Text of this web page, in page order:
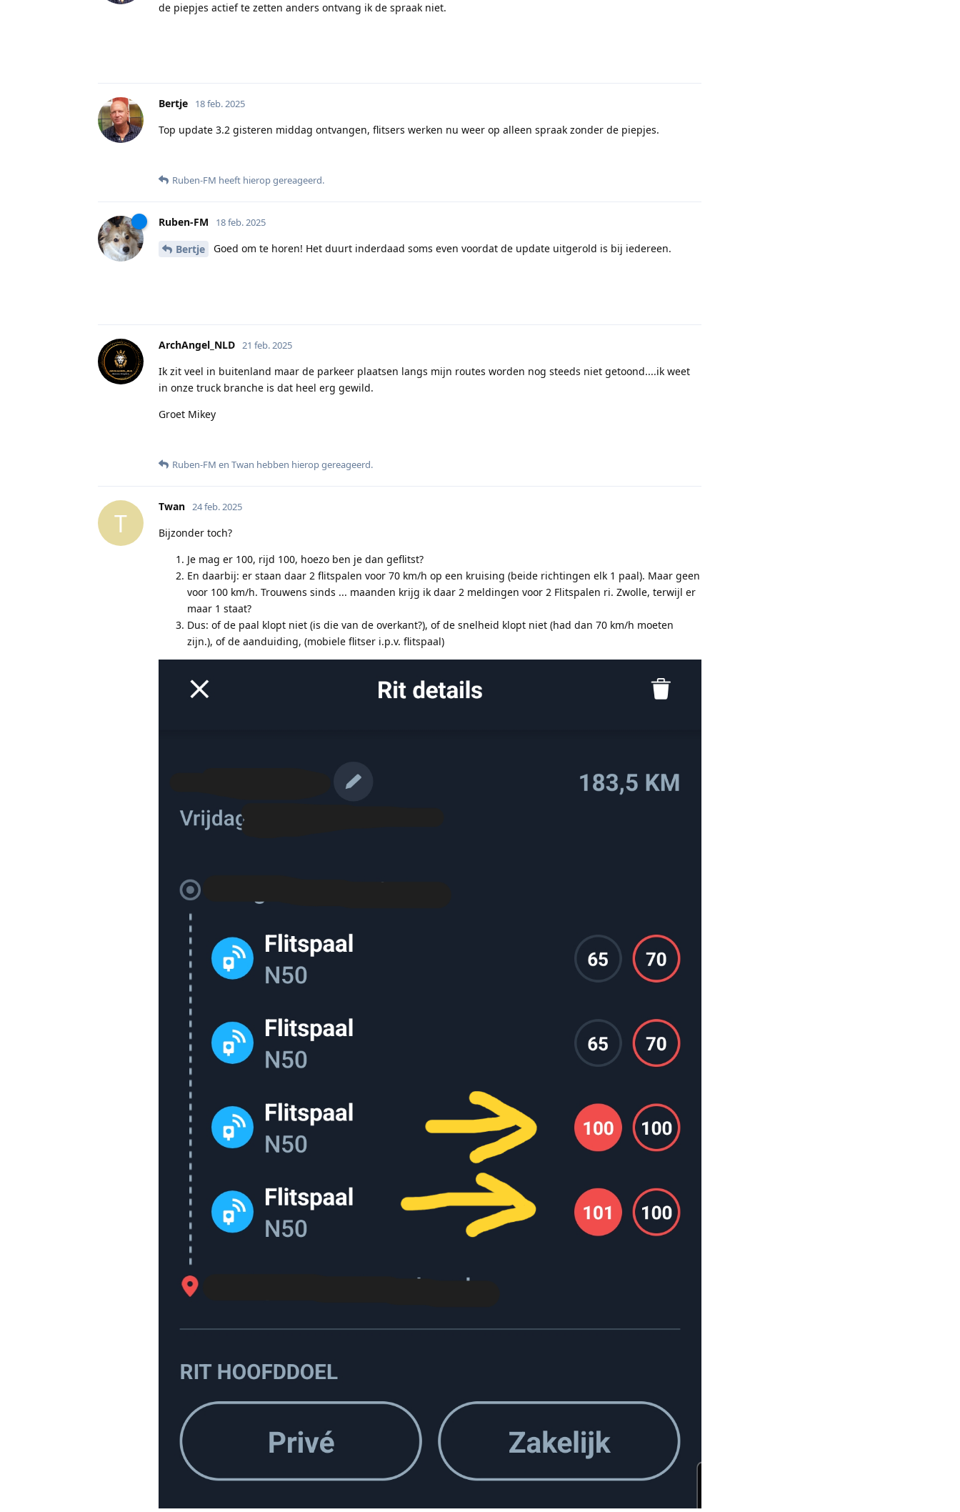
de piepjes actief te zetten anders ontvang ik de spraak niet.
Bertje 18 feb. 2025
Top update 3.2 gisteren middag ontvangen, flitsers werken nu weer op alleen spraak zonder de piepjes.
Ruben-FM heeft hierop gereageerd.
Ruben-FM 18 feb. 2025
Bertje Goed om te horen! Het duurt inderdaad soms even voordat de update uitgerold is bij iedereen.
ArchAngel_NLD 21 feb. 2025
Ik zit veel in buitenland maar de parkeer plaatsen langs mijn routes worden nog steeds niet getoond....ik weet
in onze truck branche is dat heel erg gewild.
Groet Mikey
Ruben-FM en Twan hebben hierop gereageerd.
T
Twan 24 feb. 2025
Bijzonder toch?
Je mag er 100, rijd 100, hoezo ben je dan geflitst?
En daarbij: er staan daar 2 flitspalen voor 70 km/h op een kruising (beide richtingen elk 1 paal). Maar geen
voor 100 km/h. Trouwens sinds ... maanden krijg ik daar 2 meldingen voor 2 Flitspalen ri. Zwolle, terwijl er
maar 1 staat?
Dus: of de paal klopt niet (is die van de overkant?), of de snelheid klopt niet (had dan 70 km/h moeten
zijn.), of de aanduiding, (mobiele flitser i.p.v. flitspaal)